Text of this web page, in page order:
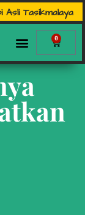
Asli Tasikmalaya
0